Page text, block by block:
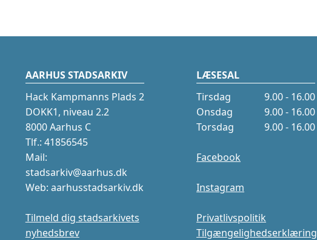
AARHUS STADSARKIV
Hack Kampmanns Plads 2
DOKK1, niveau 2.2
8000 Aarhus C
Tlf.: 41856545
Mail:
stadsarkiv@aarhus.dk
Web: aarhusstadsarkiv.dk
Tilmeld dig stadsarkivets
nyhedsbrev
LÆSESAL
Tirsdag
9.00 - 16.00
Onsdag
9.00 - 16.00
Torsdag
9.00 - 16.00
Facebook
Instagram
Privatlivspolitik
Tilgængelighedserklæring